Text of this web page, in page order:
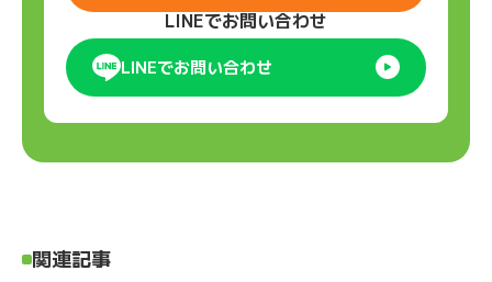
LINEでお問い合わせ
LINEでお問い合わせ
関連記事